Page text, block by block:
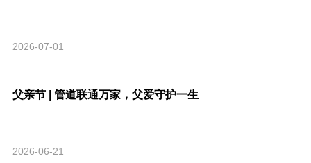
2026-07-01
父亲节 | 管道联通万家，父爱守护一生
2026-06-21